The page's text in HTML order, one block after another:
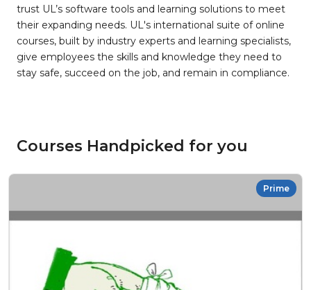
trust UL’s software tools and learning solutions to meet
their expanding needs. UL's international suite of online
courses, built by industry experts and learning specialists,
give employees the skills and knowledge they need to
stay safe, succeed on the job, and remain in compliance.
Courses Handpicked for you
Prime